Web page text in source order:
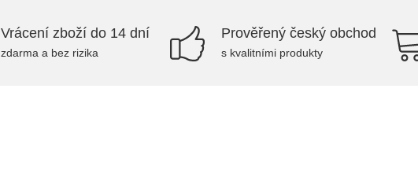
Vrácení zboží do 14 dní
zdarma a bez rizika
Prověřený český obchod
s kvalitními produkty